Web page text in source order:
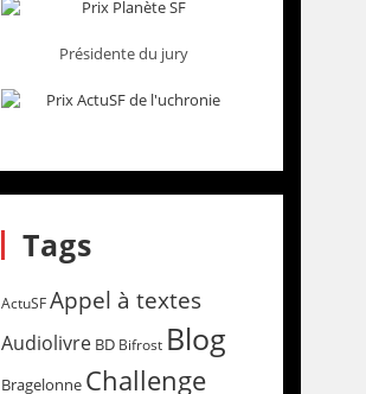
Présidente du jury
Tags
ActuSF Appel à textes
Audiolivre BD Bifrost Blog
Bragelonne Challenge